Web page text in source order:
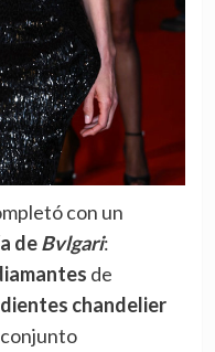
deBvlgari:
de
chandelier